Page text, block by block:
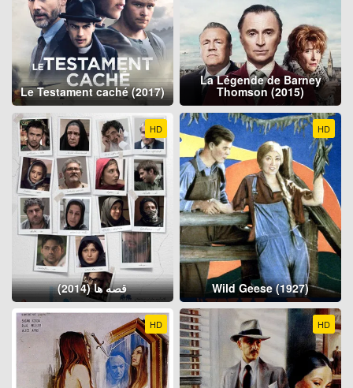
Le Testament caché (2017)
La Légende de Barney
Thomson (2015)
HD
قصه ها (2014)
HD
Wild Geese (1927)
HD HD